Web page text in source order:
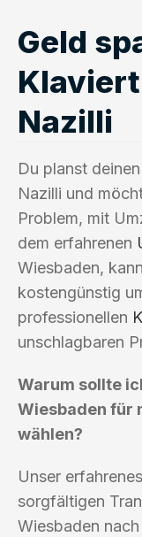
Geld
Nazilli
Du planst
Nazilli und
Problem, mit
dem erfahrenen
Wiesbaden,
kostengünstig
professionellen
unschlagbaren
Warum sollte
Wiesbaden für
wählen?
Unser
sorgfältigen
Wiesbaden